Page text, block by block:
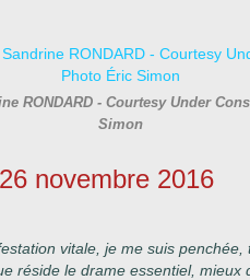
RONDARD - Courtesy Under
Simon
novembre 2016
vitale, je me suis
réside le drame essentiel, mieux